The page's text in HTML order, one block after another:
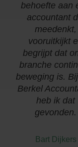
behoefte aan
accountant
meedenkt,
vooruitkijkt
begrijpt dat
branche
beweging is.
Berkel
heb ik dat
gevonden.
Bart Dijkers